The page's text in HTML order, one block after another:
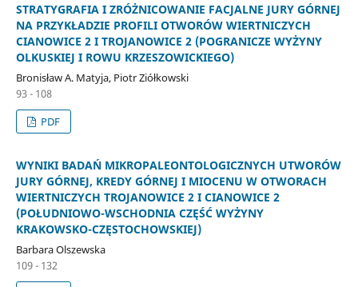
STRATYGRAFIA I ZRÓŻNICOWANIE FACJALNE JURY GÓRNEJ
NA PRZYKŁADZIE PROFILI OTWORÓW WIERTNICZYCH
CIANOWICE 2 I TROJANOWICE 2 (POGRANICZE WYŻYNY
OLKUSKIEJ I ROWU KRZESZOWICKIEGO)
Bronisław A. Matyja, Piotr Ziółkowski
93 - 108
PDF
WYNIKI BADAŃ MIKROPALEONTOLOGICZNYCH UTWORÓW
JURY GÓRNEJ, KREDY GÓRNEJ I MIOCENU W OTWORACH
WIERTNICZYCH TROJANOWICE 2 I CIANOWICE 2
(POŁUDNIOWO-WSCHODNIA CZĘŚĆ WYŻYNY
KRAKOWSKO-CZĘSTOCHOWSKIEJ)
Barbara Olszewska
109 - 132